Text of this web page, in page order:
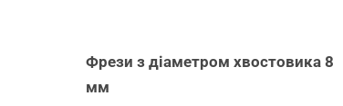
Фрези з діаметром хвостовика 8
мм